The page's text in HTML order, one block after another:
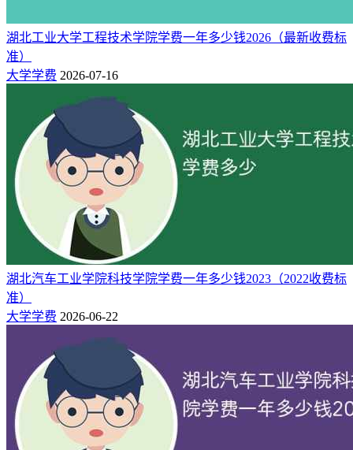
宜，通常本科专业10000-30000元每年，专科专业7000-18000
元每年，2-3万一年也很多，当然也有更高的，艺术类专业那
就更贵了。
湖北工业大学工程技术学院学费一年多少钱2026（最新收费标
准）
大学学费 2026-07-16
湖北汽车工业学院科技学院学费一年多少钱2023（2022收费标
准）
大学学费 2026-06-22